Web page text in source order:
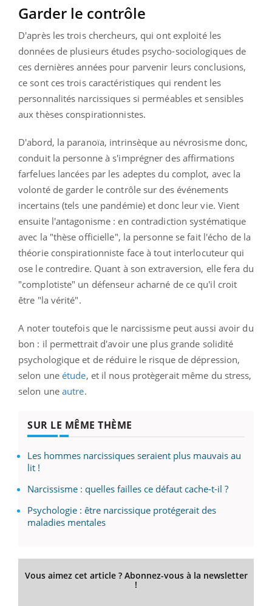
Garder le contrôle
D'après les trois chercheurs, qui ont exploité les
données de plusieurs études psycho-sociologiques de
ces dernières années pour parvenir leurs conclusions,
ce sont ces trois caractéristiques qui rendent les
personnalités narcissiques si perméables et sensibles
aux thèses conspirationnistes.
D'abord, la paranoïa, intrinsèque au névrosisme donc,
conduit la personne à s'imprégner des affirmations
farfelues lancées par les adeptes du complot, avec la
volonté de garder le contrôle sur des événements
incertains (tels une pandémie) et donc leur vie. Vient
ensuite l'antagonisme : en contradiction systématique
avec la "thèse officielle", la personne se fait l'écho de la
théorie conspirationniste face à tout interlocuteur qui
ose le contredire. Quant à son extraversion, elle fera du
"complotiste" un défenseur acharné de ce qu'il croit
être "la vérité".
A noter toutefois que le narcissisme peut aussi avoir du
bon : il permettrait d'avoir une plus grande solidité
psychologique et de réduire le risque de dépression,
selon une étude, et il nous protègerait même du stress,
selon une autre.
SUR LE MÊME THÈME
Les hommes narcissiques seraient plus mauvais au
lit !
Narcissisme : quelles failles ce défaut cache-t-il ?
Psychologie : être narcissique protégerait des
maladies mentales
Vous aimez cet article ? Abonnez-vous à la newsletter
!